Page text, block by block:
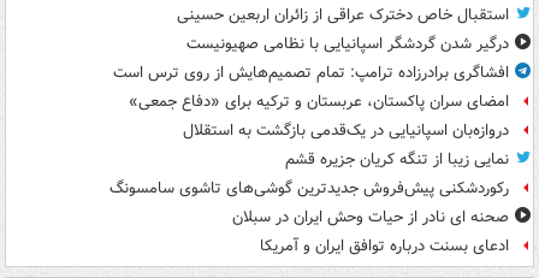
استقبال خاص دخترک عراقی از زائران اربعین حسینی
درگیر شدن گردشگر اسپانیایی با نظامی صهیونیست
افشاگری برادرزاده ترامپ: تمام تصمیم‌هایش از روی ترس است
امضای سران پاکستان، عربستان و ترکیه برای «دفاع جمعی»
دروازه‌بان اسپانیایی در یک‌قدمی بازگشت به استقلال
نمایی زیبا از تنگه کریان جزیره قشم
رکوردشکنی پیش‌فروش جدیدترین گوشی‌های تاشوی سامسونگ
صحنه ای نادر از حیات وحش ایران در سبلان
ادعای بسنت درباره توافق ایران و آمریکا